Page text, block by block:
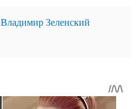
Владимир Зеленский